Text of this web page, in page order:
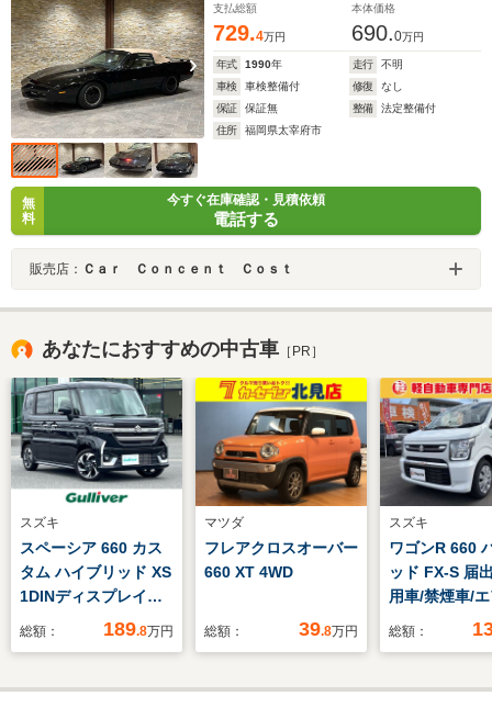
支払総額
729.4万円
本体価格
690.0万円
年式 1990年 走行
不明
車検
車検整備付 修復
なし
保証
保証無 整備
法定整備付
住所
福岡県太宰府市
無
料
今すぐ在庫確認・見積依頼
電話する
販売店： Ｃａｒ Ｃｏｎｃｅｎｔ Ｃｏｓｔ
あなたにおすすめの中古車 ［PR］
スズキ
スペーシア 660 カス
タム ハイブリッド XS
1DINディスプレイオ
ーディオ バックカメ
ースライドドア オッ
総額： 189.8万円
マツダ
フレアクロスオーバー
660 XT 4WD
総額： 39.8万円
スズキ
ワゴンR 660
ッド FX-S 届
用車/禁煙車/
パワステ/オー
被害軽減ブレ
総額：